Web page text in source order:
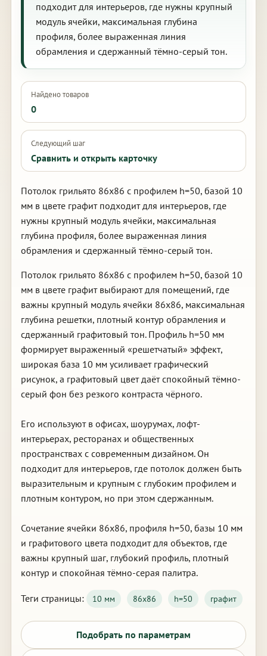
подходит для интерьеров, где нужны крупный
модуль ячейки, максимальная глубина
профиля, более выраженная линия
обрамления и сдержанный тёмно-серый тон.
Найдено товаров
0
Следующий шаг
Сравнить и открыть карточку
Потолок грильято 86х86 с профилем h=50, базой 10
мм в цвете графит подходит для интерьеров, где
нужны крупный модуль ячейки, максимальная
глубина профиля, более выраженная линия
обрамления и сдержанный тёмно-серый тон.
Потолок грильято 86х86 с профилем h=50, базой 10
мм в цвете графит выбирают для помещений, где
важны крупный модуль ячейки 86х86, максимальная
глубина решетки, плотный контур обрамления и
сдержанный графитовый тон. Профиль h=50 мм
формирует выраженный «решетчатый» эффект,
широкая база 10 мм усиливает графический
рисунок, а графитовый цвет даёт спокойный тёмно-
серый фон без резкого контраста чёрного.
Его используют в офисах, шоурумах, лофт-
интерьерах, ресторанах и общественных
пространствах с современным дизайном. Он
подходит для интерьеров, где потолок должен быть
выразительным и крупным с глубоким профилем и
плотным контуром, но при этом сдержанным.
Сочетание ячейки 86х86, профиля h=50, базы 10 мм
и графитового цвета подходит для объектов, где
важны крупный шаг, глубокий профиль, плотный
контур и спокойная тёмно-серая палитра.
Теги страницы: 10 мм 86х86 h=50 графит
Подобрать по параметрам